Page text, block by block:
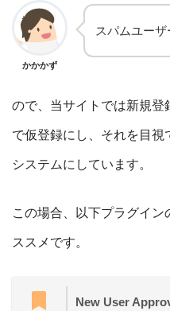
かかかず
スパムユーザ
ので、当サイトでは新規登
で仮登録にし、それを目
システムにしています。
この場合、以下プラグイ
ススメです。
New User